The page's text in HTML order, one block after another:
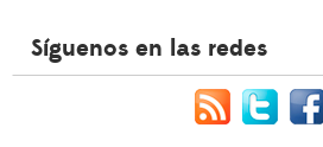
Síguenos en las redes